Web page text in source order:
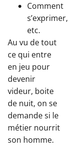
Comment
s’exprimer,
etc.
Au vu de tout
ce qui entre
en jeu pour
devenir
videur, boite
de nuit, on se
demande si le
métier nourrit
son homme.